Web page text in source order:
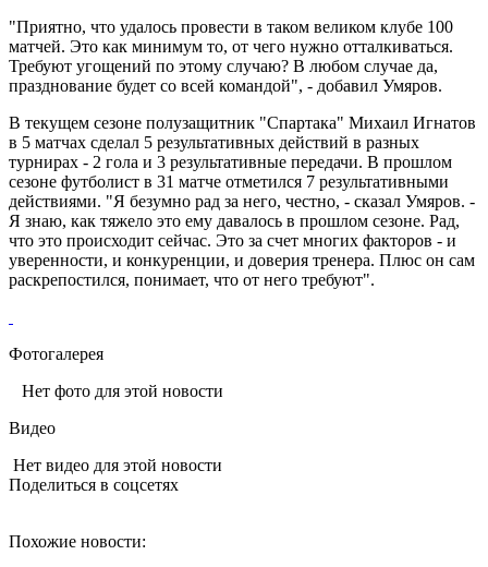
"Приятно, что удалось провести в таком великом клубе 100
матчей. Это как минимум то, от чего нужно отталкиваться.
Требуют угощений по этому случаю? В любом случае да,
празднование будет со всей командой", - добавил Умяров.
В текущем сезоне полузащитник "Спартака" Михаил Игнатов
в 5 матчах сделал 5 результативных действий в разных
турнирах - 2 гола и 3 результативные передачи. В прошлом
сезоне футболист в 31 матче отметился 7 результативными
действиями. "Я безумно рад за него, честно, - сказал Умяров. -
Я знаю, как тяжело это ему давалось в прошлом сезоне. Рад,
что это происходит сейчас. Это за счет многих факторов - и
уверенности, и конкуренции, и доверия тренера. Плюс он сам
раскрепостился, понимает, что от него требуют".
Фотогалерея
Нет фото для этой новости
Видео
Нет видео для этой новости
Поделиться в соцсетях
Похожие новости: